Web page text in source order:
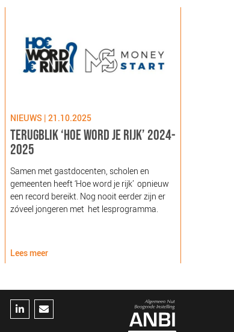
NIEUWS | 21.10.2025
TERUGBLIK ‘HOE WORD JE RIJK’ 2024-
2025
Samen met gastdocenten, scholen en
gemeenten heeft ‘Hoe word je rijk’ opnieuw
een record bereikt. Nog nooit eerder zijn er
zóveel jongeren met het lesprogramma.
Lees meer